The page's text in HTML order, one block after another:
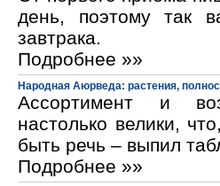
день, поэтому так
завтрака.
Подробнее »»
Народная Аюрведа: растения,
Ассортимент и
настолько велики,
быть речь – выпил
Подробнее »»